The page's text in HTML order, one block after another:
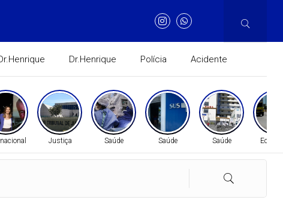
Dr.Henrique Polícia Acidente
Justiça Saúde Saúde Saúde